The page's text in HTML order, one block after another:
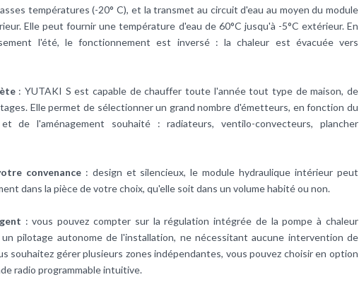
températures (-20° C), et la transmet au circuit d'eau au moyen du module
Elle peut fournir une température d'eau de 60°C jusqu'à -5°C extérieur. En
l'été, le fonctionnement est inversé : la chaleur est évacuée vers
: YUTAKI S est capable de chauffer toute l'année tout type de maison, de
Elle permet de sélectionner un grand nombre d'émetteurs, en fonction du
de l'aménagement souhaité : radiateurs,ventilo-convecteurs, plancher
convenance: design et silencieux, le module hydraulique intérieur peut
dans la pièce de votre choix, qu'elle soit dans un volume habité ou non.
: vous pouvez compter sur la régulation intégrée de la pompe à chaleur
pilotage autonome de l'installation, ne nécessitant aucune intervention de
souhaitez gérer plusieurs zones indépendantes, vous pouvez choisir en option
radio programmable intuitive.